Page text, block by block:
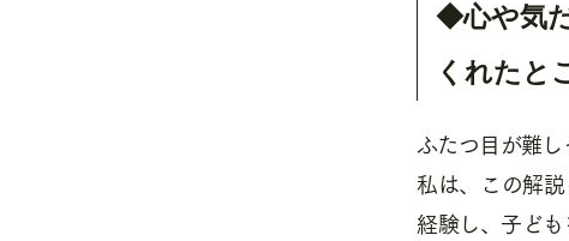
◆心や気
くれたと
ふたつ目が難し
私は、この解
経験し、子ど